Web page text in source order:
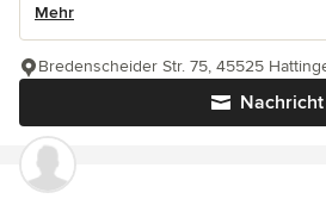
Mehr
Nachricht
Bredenscheider Str. 75, 45525